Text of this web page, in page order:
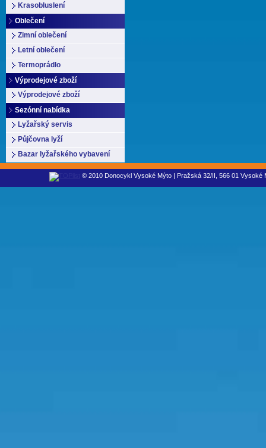
Krasobluslení
Oblečení
Zimní oblečení
Letní oblečení
Termoprádlo
Výprodejové zboží
Výprodejové zboží
Sezónní nabídka
Lyžařský servis
Půjčovna lyží
Bazar lyžařského vybavení
© 2010 Donocykl Vysoké Mýto | Pražská 32/II, 566 01 Vysoké